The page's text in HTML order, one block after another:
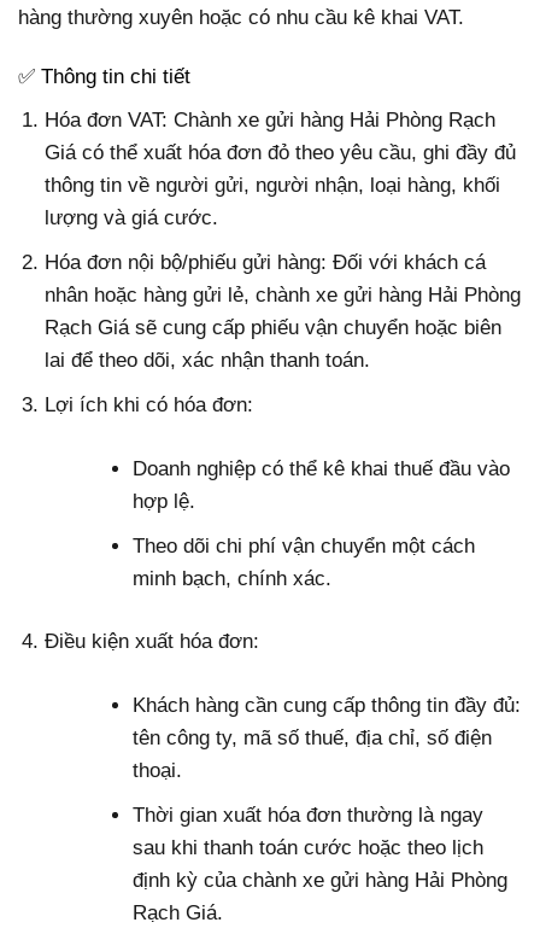
hàng thường xuyên hoặc có nhu cầu kê khai VAT.
✅ Thông tin chi tiết
Hóa đơn VAT: Chành xe gửi hàng Hải Phòng Rạch
Giá có thể xuất hóa đơn đỏ theo yêu cầu, ghi đầy đủ
thông tin về người gửi, người nhận, loại hàng, khối
lượng và giá cước.
Hóa đơn nội bộ/phiếu gửi hàng: Đối với khách cá
nhân hoặc hàng gửi lẻ, chành xe gửi hàng Hải Phòng
Rạch Giá sẽ cung cấp phiếu vận chuyển hoặc biên
lai để theo dõi, xác nhận thanh toán.
Lợi ích khi có hóa đơn:
Doanh nghiệp có thể kê khai thuế đầu vào
hợp lệ.
Theo dõi chi phí vận chuyển một cách
minh bạch, chính xác.
Điều kiện xuất hóa đơn:
Khách hàng cần cung cấp thông tin đầy đủ:
tên công ty, mã số thuế, địa chỉ, số điện
thoại.
Thời gian xuất hóa đơn thường là ngay
sau khi thanh toán cước hoặc theo lịch
định kỳ của chành xe gửi hàng Hải Phòng
Rạch Giá.